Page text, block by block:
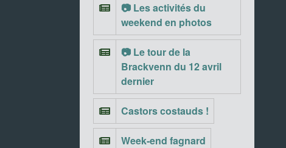
📷 Les activités du
weekend en photos
📷 Le tour de la
Brackvenn du 12 avril
dernier
Castors costauds !
Week-end fagnard